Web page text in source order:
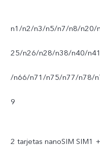
n1/n2/n3/n5/n7/n8/n20/
25/n26/n28/n38/n40/
/n66/n71/n75/n77/n78/
9
2 tarjetas nanoSIM SIM1 +